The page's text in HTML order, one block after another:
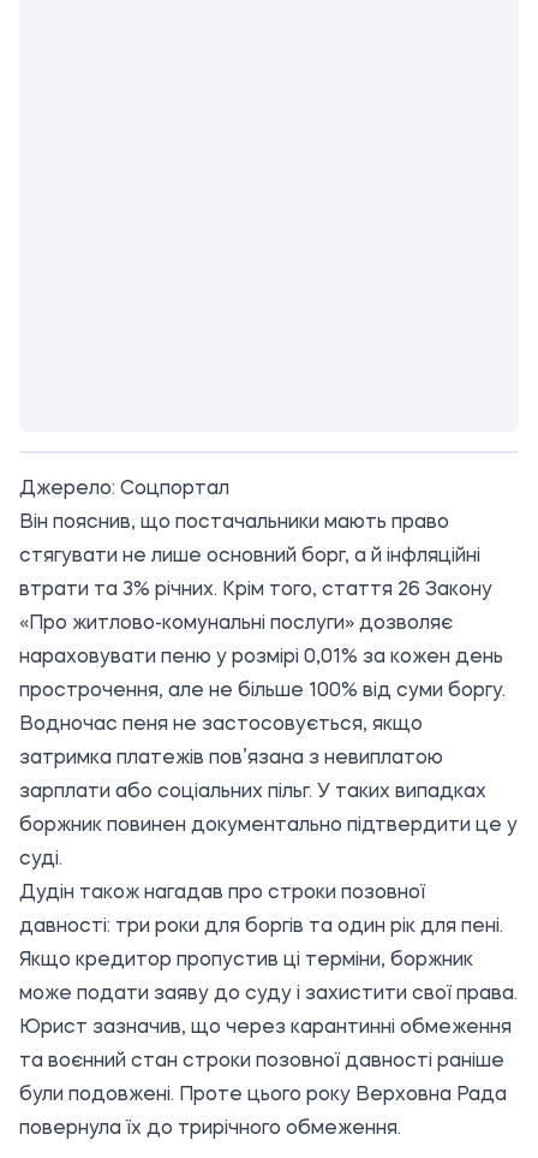
Джерело: Соцпортал
Він пояснив, що постачальники мають право
стягувати не лише основний борг, а й інфляційні
втрати та 3% річних. Крім того, стаття 26 Закону
«Про житлово-комунальні послуги» дозволяє
нараховувати пеню у розмірі 0,01% за кожен день
прострочення, але не більше 100% від суми боргу.
Водночас пеня не застосовується, якщо
затримка платежів пов’язана з невиплатою
зарплати або соціальних пільг. У таких випадках
боржник повинен документально підтвердити це у
суді.
Дудін також нагадав про строки позовної
давності: три роки для боргів та один рік для пені.
Якщо кредитор пропустив ці терміни, боржник
може подати заяву до суду і захистити свої права.
Юрист зазначив, що через карантинні обмеження
та воєнний стан строки позовної давності раніше
були подовжені. Проте цього року Верховна Рада
повернула їх до трирічного обмеження.